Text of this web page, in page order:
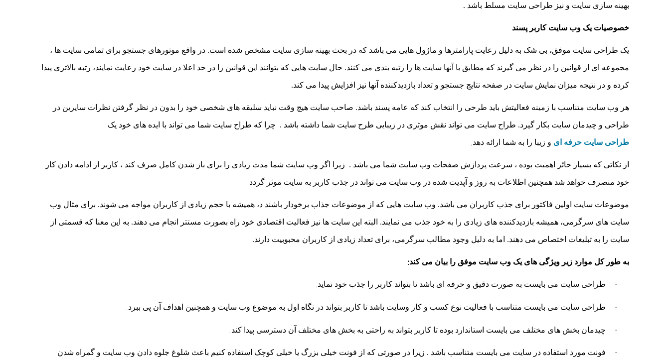
بهینه سازی سایت و نیز طراحی سایت مسلط باشد .
خصوصیات یک وب سایت کاربر پسند
یک طراحی سایت موفق، بی شک به دلیل رعایت پارامترها و ماژول هایی می باشد که در بحث بهینه سازی سایت مشخص شده است. در واقع موتورهای جستجو برای تمامی سایت ها ،
مجموعه ای از قوانین را در نظر می گیرند که مطابق با آنها سایت ها را رتبه بندی می کنند. حال سایت هایی که بتوانند این قوانین را در حد اعلا در سایت خود رعایت نمایند، رتبه بالاتری پیدا
کرده و در نتیجه میزان نمایش سایت در صفحه نتایج جستجو و تعداد بازدیدکننده آنها نیز افزایش پیدا می کند.
هر وب سایت متناسب با زمینه فعالیتش باید طرحی را انتخاب کند که عامه پسند باشد. صاحب سایت هیچ وقت نباید سلیقه های شخصی خود را بدون در نظر گرفتن نظرات سایرین در
طراحی و چیدمان سایت بکار گیرد. طراح سایت می تواند نقش موثری در زیبایی طرح سایت شما داشته باشد . چرا که طراح سایت شما می تواند با ایده های خود یک
طراحی سایت حرفه ای و زیبا را به شما ارائه دهد.
از نکاتی که بسیار حائز اهمیت بوده ، سرعت پردازش صفحات وب سایت شما می باشد . زیرا اگر وب سایت شما مدت زیادی را برای باز شدن کامل صرف کند ، کاربر از ادامه دادن کار
خود منصرف خواهد شد همچنین اطلاعات به روز و آپدیت شده در وب سایت می تواند در جذب کاربر به سایت موثر گردد.
موضوعات سایت اولین فاکتور برای جذب کاربران می باشد. وب سایت هایی که از موضوعات جذاب برخودار باشند د، همیشه با حجم زیادی از کاربران مواجه می شوند. برای مثال وب
سایت های سرگرمی، همیشه بازدیدکننده های زیادی را به خود جذب می نمایند. البته این سایت ها نیز فعالیت اقتصادی خود راه بصورت مستتر انجام می دهند. به این معنا که قسمتی از
سایت را به تبلیغات اختصاص می دهند. اما به دلیل وجود مطالب سرگرمی، برای تعداد زیادی از کاربران محبوبیت دارند.
به طور کل موارد زیر ویژگی های یک وب سایت موفق را بیان می کند:
· طراحی سایت می بایست به صورت دقیق و حرفه ای باشد تا بتواند کاربر را جذب خود نماید.
· طراحی سایت می بایست متناسب با فعالیت نوع کسب و کار وسایت باشد تا کاربر بتواند در نگاه اول به موضوع وب سایت و همچنین اهداف آن پی ببرد.
· چیدمان بخش های مختلف می بایست استاندارد بوده تا کاربر بتواند به راحتی به بخش های مختلف آن دسترسی پیدا کند.
· فونت مورد استفاده در سایت می بایست متناسب باشد . زیرا در صورتی که از فونت خیلی بزرگ یا خیلی کوچک استفاده کنیم باعث شلوغ جلوه دادن وب سایت و گمراه شدن